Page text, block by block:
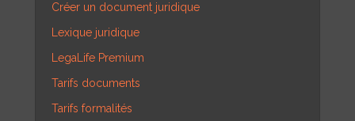
Créer un document juridique
Lexique juridique
LegaLife Premium
Tarifs documents
Tarifs formalités